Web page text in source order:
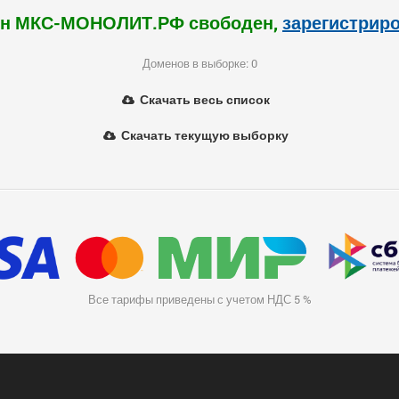
МКС-МОНОЛИТ.РФ свободен,
Доменов в выборке: 0
Скачать весь список
Скачать текущую выборку
Все тарифы приведены с учетом НДС 5 %